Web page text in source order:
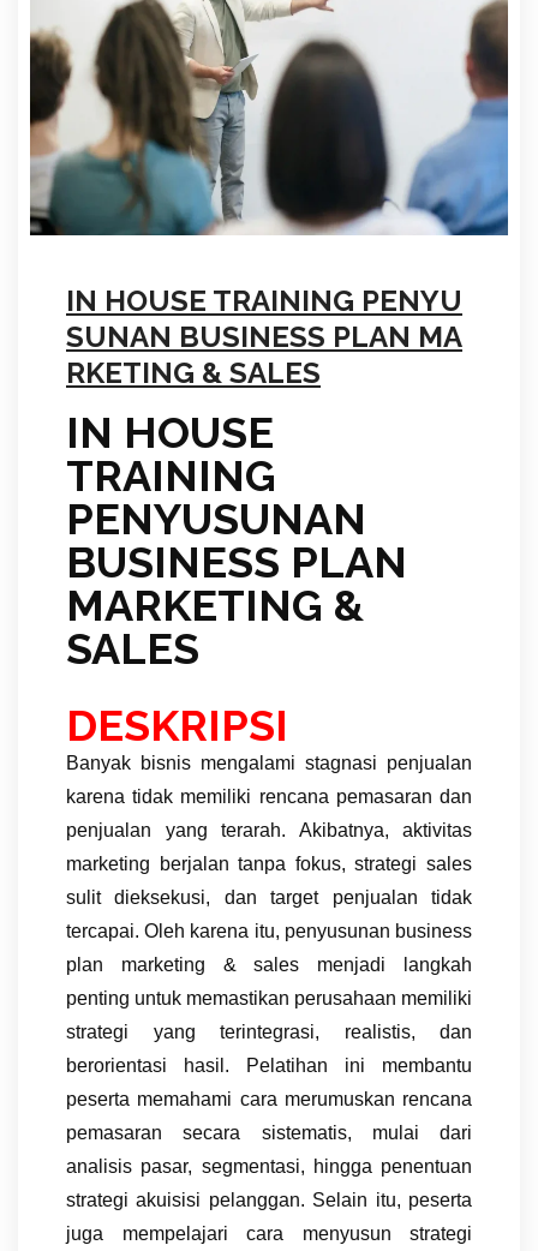
IN HOUSE TRAINING PENYU
SUNAN BUSINESS PLAN MA
RKETING & SALES
IN HOUSE
TRAINING
PENYUSUNAN
BUSINESS PLAN
MARKETING &
SALES
DESKRIPSI
Banyak bisnis mengalami stagnasi penjualan
karena tidak memiliki rencana pemasaran dan
penjualan yang terarah. Akibatnya, aktivitas
marketing berjalan tanpa fokus, strategi sales
sulit dieksekusi, dan target penjualan tidak
tercapai. Oleh karena itu, penyusunan business
plan marketing & sales menjadi langkah
penting untuk memastikan perusahaan memiliki
strategi yang terintegrasi, realistis, dan
berorientasi hasil. Pelatihan ini membantu
peserta memahami cara merumuskan rencana
pemasaran secara sistematis, mulai dari
analisis pasar, segmentasi, hingga penentuan
strategi akuisisi pelanggan. Selain itu, peserta
juga mempelajari cara menyusun strategi